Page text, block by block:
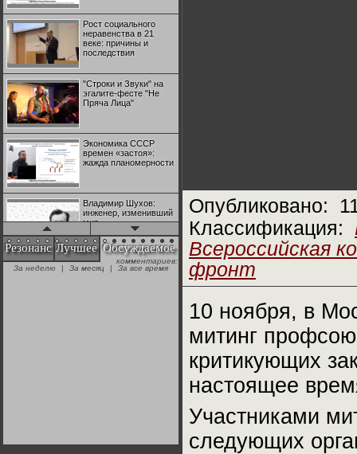
Рост социального
неравенства в 21
веке: причины и
последствия
"Строки и Звуки" на
эгалите-фесте "Не
Пряча Лица"
Экономика СССР
времен «застоя»:
жажда планомерности
Владимир Шухов:
инженер, изменивший
мир
"Аркадий Коц" на
эгалите-фесте "Не
Резонанс Лучшее Обсуждаемое
комментариев:
За неделю
| За месяц | За все время
Опубликовано:
Классификация:
Всероссийская
фронт
10 ноября, в
митинг
критикующих
настоящее
Участниками
следующих